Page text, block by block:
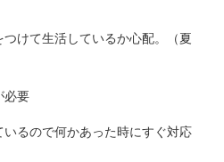
けて生活しているか心配。（夏
必要
るので何かあった時にすぐ対応